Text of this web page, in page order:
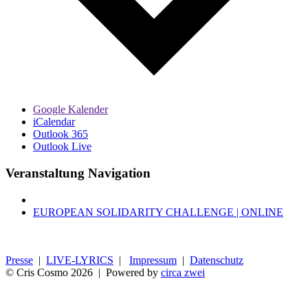
Google Kalender
iCalendar
Outlook 365
Outlook Live
Veranstaltung Navigation
EUROPEAN SOLIDARITY CHALLENGE | ONLINE
Presse | LIVE-LYRICS | Impressum | Datenschutz
© Cris Cosmo 2026 | Powered by circa zwei